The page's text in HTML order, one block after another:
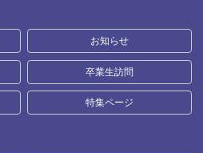
お知らせ
卒業生訪問
特集ページ